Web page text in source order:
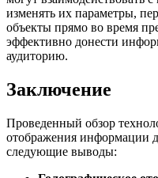
изменять их параметры,
объекты прямо во время
эффективно донести
аудиторию.
Заключение
Проведенный обзор
отображения информации
следующие выводы: